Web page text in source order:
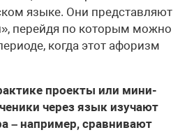
языке. Они представляют
перейдя по которым можно
когда этот афоризм
проекты или мини-
через язык изучают
– например, сравнивают